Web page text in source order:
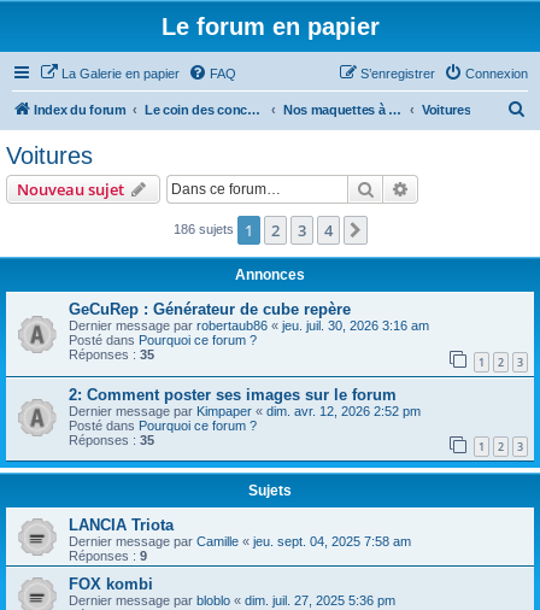
Le forum en papier
La Galerie en papier FAQ Connexion
S’enregistrer
Index du forum Le coin des concepteurs Nos maquettes à télécharger Voitures
r
Voitures
Nouveau sujet Rechercher
186 sujets 1 2 3 4
Annonces
GeCuRep : Générateur de cube repère
Dernier message par robertaub86 « jeu. juil. 30, 2026 3:16 am
Posté dans Pourquoi ce forum ?
Réponses : 35 1 2 3
2: Comment poster ses images sur le forum
Dernier message par Kimpaper « dim. avr. 12, 2026 2:52 pm
Posté dans Pourquoi ce forum ?
Réponses : 35 1 2 3
Sujets
LANCIA Triota
Dernier message par Camille « jeu. sept. 04, 2025 7:58 am
Réponses : 9
FOX kombi
Dernier message par bloblo « dim. juil. 27, 2025 5:36 pm